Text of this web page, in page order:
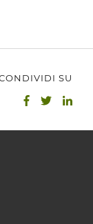
SU